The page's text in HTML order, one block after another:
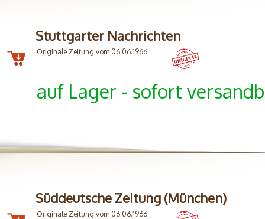
Stuttgarter Nachrichten
Originale Zeitung vom 06.06.1966
auf Lager - sofort
Süddeutsche Zeitung (München)
Originale Zeitung vom 06.06.1966